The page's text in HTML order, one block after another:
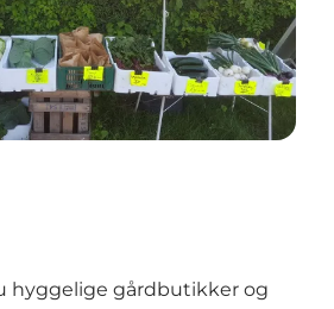
hyggelige gårdbutikker og